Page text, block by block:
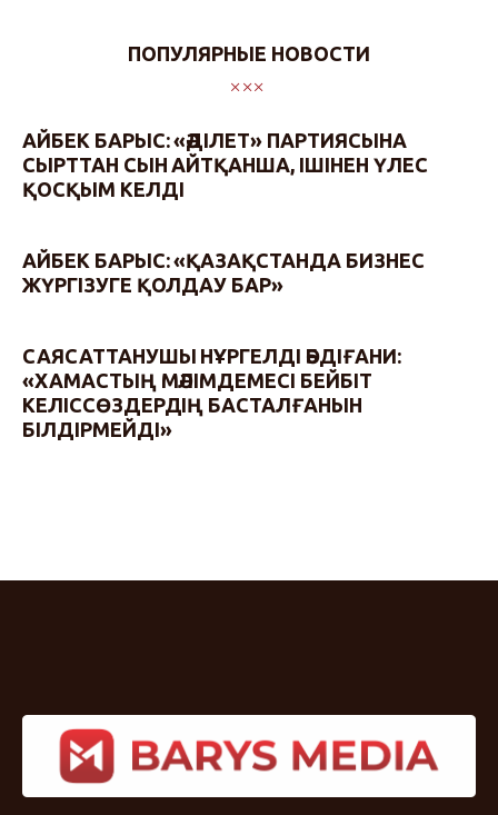
ПОПУЛЯРНЫЕ НОВОСТИ
АЙБЕК БАРЫС: «ӘДІЛЕТ» ПАРТИЯСЫНА
СЫРТТАН СЫН АЙТҚАНША, ІШІНЕН ҮЛЕС
ҚОСҚЫМ КЕЛДІ
АЙБЕК БАРЫС: «ҚАЗАҚСТАНДА БИЗНЕС
ЖҮРГІЗУГЕ ҚОЛДАУ БАР»
САЯСАТТАНУШЫ НҰРГЕЛДІ ӘБДІҒАНИ:
«ХАМАСТЫҢ МӘЛІМДЕМЕСІ БЕЙБІТ
КЕЛІССӨЗДЕРДІҢ БАСТАЛҒАНЫН
БІЛДІРМЕЙДІ»